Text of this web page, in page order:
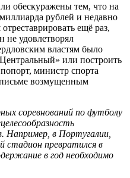
обескуражены тем, что на
рублей и недавно
ещё раз,
не удовлетворял
властям было
или построить
министр спорта
возмущенным
соревнований по футболу
Например, в Португалии,
стадион превратился в
в год необходимо